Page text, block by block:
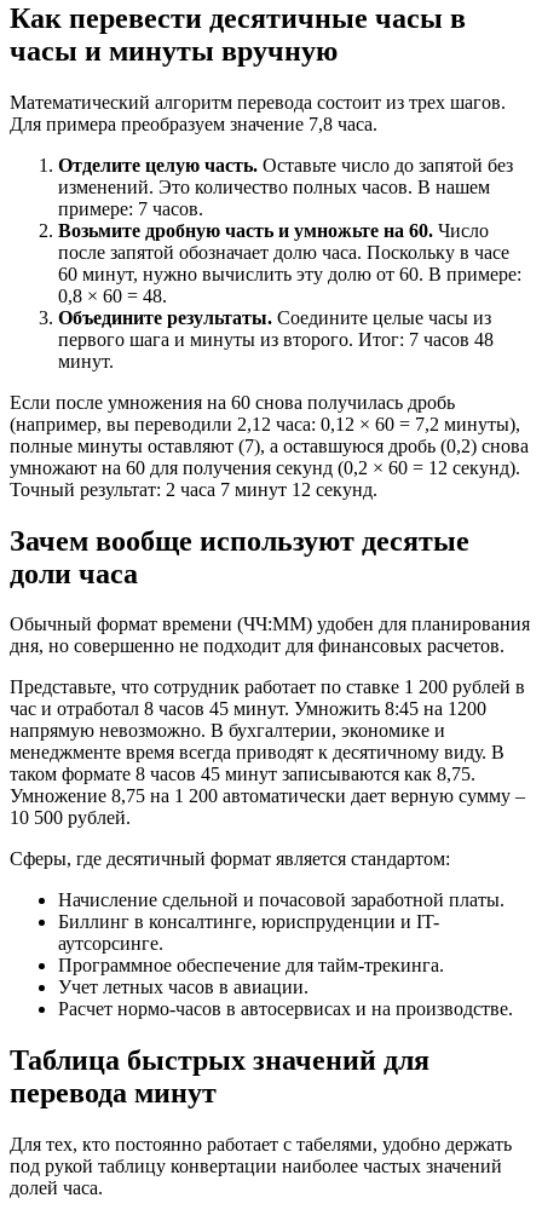
Как перевести десятичные часы в
часы и минуты вручную
Математический алгоритм перевода состоит из трех шагов.
Для примера преобразуем значение 7,8 часа.
Отделите целую часть. Оставьте число до запятой без
изменений. Это количество полных часов. В нашем
примере: 7 часов.
Возьмите дробную часть и умножьте на 60. Число
после запятой обозначает долю часа. Поскольку в часе
60 минут, нужно вычислить эту долю от 60. В примере:
0,8 × 60 = 48.
Объедините результаты. Соедините целые часы из
первого шага и минуты из второго. Итог: 7 часов 48
минут.
Если после умножения на 60 снова получилась дробь
(например, вы переводили 2,12 часа: 0,12 × 60 = 7,2 минуты),
полные минуты оставляют (7), а оставшуюся дробь (0,2) снова
умножают на 60 для получения секунд (0,2 × 60 = 12 секунд).
Точный результат: 2 часа 7 минут 12 секунд.
Зачем вообще используют десятые
доли часа
Обычный формат времени (ЧЧ:ММ) удобен для планирования
дня, но совершенно не подходит для финансовых расчетов.
Представьте, что сотрудник работает по ставке 1 200 рублей в
час и отработал 8 часов 45 минут. Умножить 8:45 на 1200
напрямую невозможно. В бухгалтерии, экономике и
менеджменте время всегда приводят к десятичному виду. В
таком формате 8 часов 45 минут записываются как 8,75.
Умножение 8,75 на 1 200 автоматически дает верную сумму –
10 500 рублей.
Сферы, где десятичный формат является стандартом:
Начисление сдельной и почасовой заработной платы.
Биллинг в консалтинге, юриспруденции и IT-
аутсорсинге.
Программное обеспечение для тайм-трекинга.
Учет летных часов в авиации.
Расчет нормо-часов в автосервисах и на производстве.
Таблица быстрых значений для
перевода минут
Для тех, кто постоянно работает с табелями, удобно держать
под рукой таблицу конвертации наиболее частых значений
долей часа.